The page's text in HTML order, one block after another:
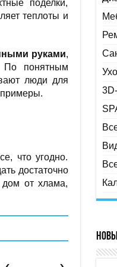
поделки,
теплоты и
руками,
По понятным
люди для
что угодно.
достаточно
дом от хлама,